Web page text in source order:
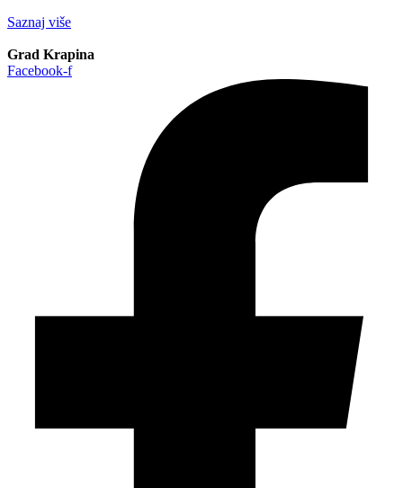
Saznaj više
Grad Krapina
Facebook-f